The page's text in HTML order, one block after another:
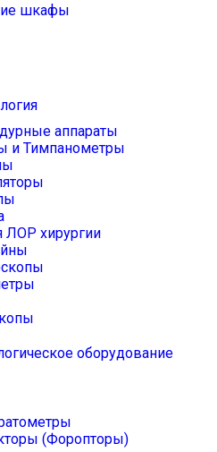
шкафы
аппараты
и Тимпанометры
ЛОР хирургии
оборудование
(Форопторы)